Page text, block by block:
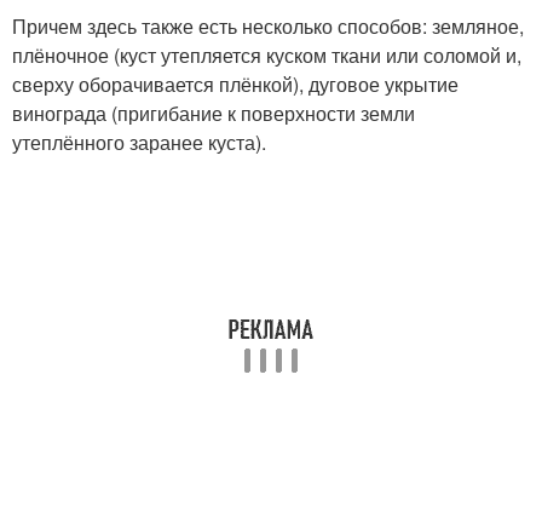
Причем здесь также есть несколько способов: земляное,
плёночное (куст утепляется куском ткани или соломой и,
сверху оборачивается плёнкой), дуговое укрытие
винограда (пригибание к поверхности земли
утеплённого заранее куста).